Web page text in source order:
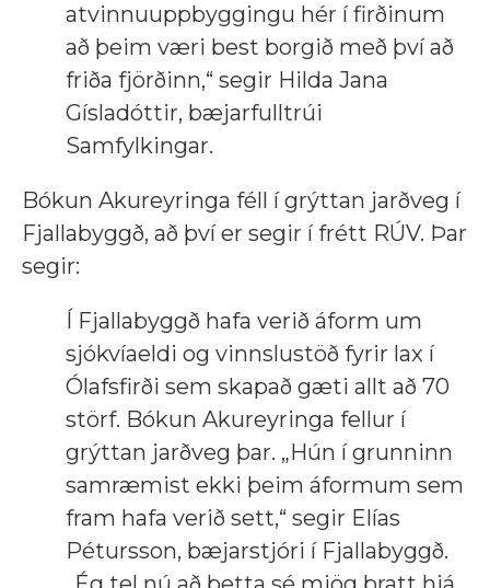
atvinnuuppbyggingu hér í firðinum
að þeim væri best borgið með því að
friða fjörðinn,“ segir Hilda Jana
Gísladóttir, bæjarfulltrúi
Samfylkingar.
Bókun Akureyringa féll í grýttan jarðveg í
Fjallabyggð, að því er segir í frétt RÚV. Þar
segir:
Í Fjallabyggð hafa verið áform um
sjókvíaeldi og vinnslustöð fyrir lax í
Ólafsfirði sem skapað gæti allt að 70
störf. Bókun Akureyringa fellur í
grýttan jarðveg þar. „Hún í grunninn
samræmist ekki þeim áformum sem
fram hafa verið sett,“ segir Elías
Pétursson, bæjarstjóri í Fjallabyggð.